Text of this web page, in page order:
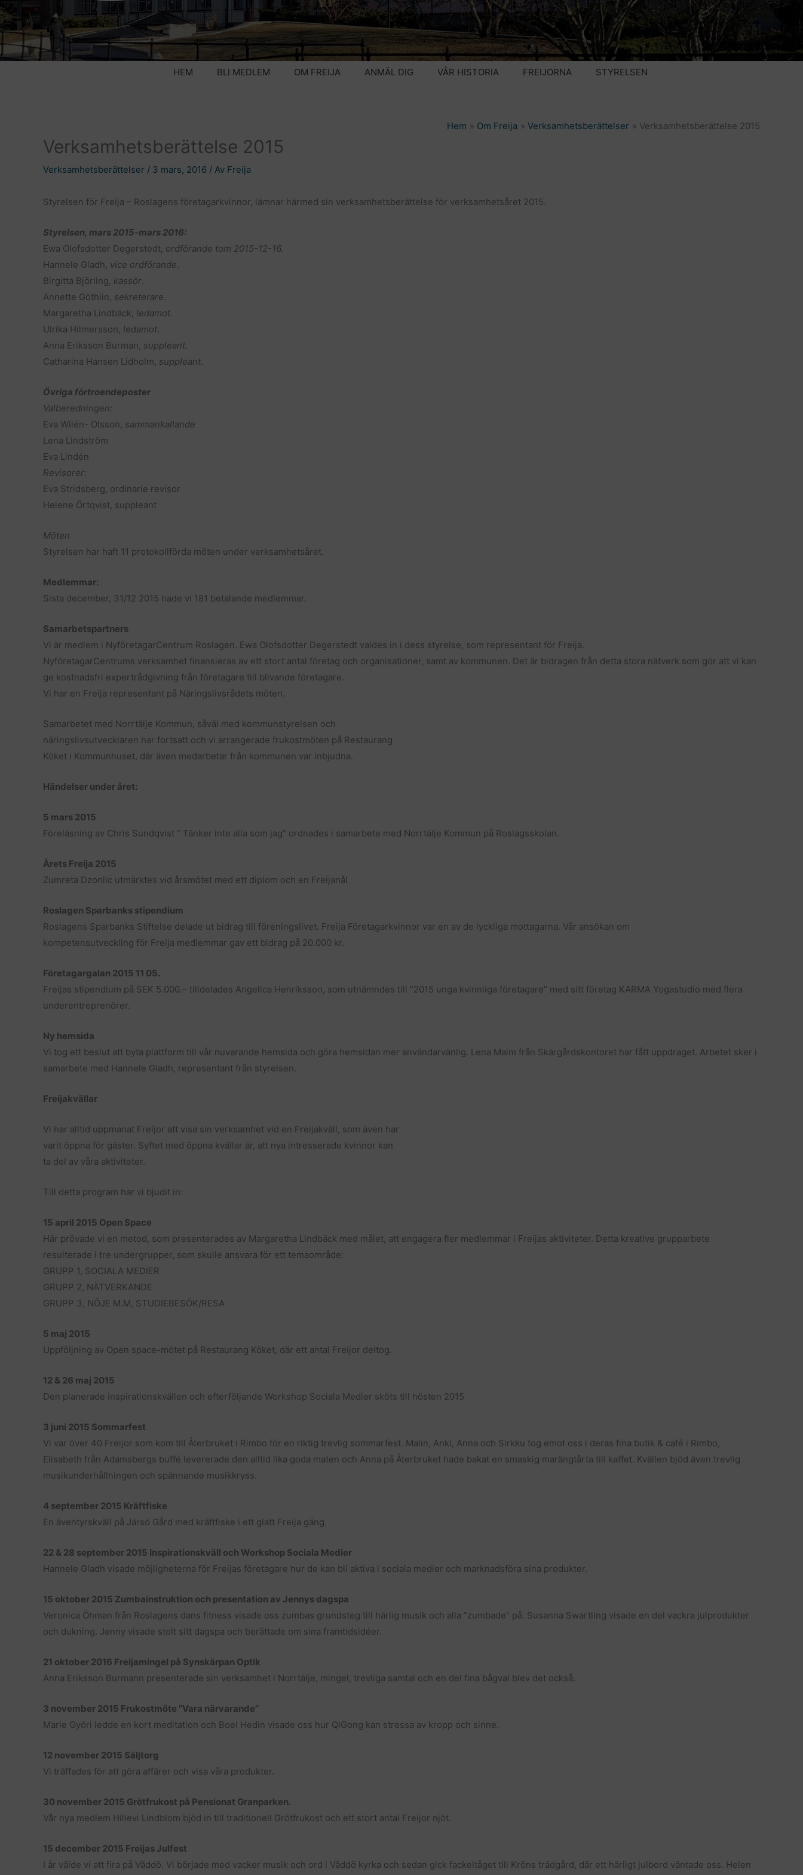
HEM BLI MEDLEM OM FREIJA ANMÄL DIG VÅR HISTORIA FREIJORNA STYRELSEN
Hem Om Freija Verksamhetsberättelser Verksamhetsberättelse 2015
Verksamhetsberättelse 2015
Verksamhetsberättelser / 3 mars, 2016 / Av Freija
Styrelsen för Freija – Roslagens företagarkvinnor, lämnar härmed sin verksamhetsberättelse för verksamhetsåret 2015.
Styrelsen, mars 2015-mars 2016:
Ewa Olofsdotter Degerstedt, ordförande tom 2015-12-16.
Hannele Gladh, vice ordförande.
Birgitta Björling, kassör.
Annette Göthlin, sekreterare.
Margaretha Lindbäck, ledamot.
Ulrika Hilmersson, ledamot.
Anna Eriksson Burman, suppleant.
Catharina Hansen Lidholm, suppleant.
Övriga förtroendeposter
Valberedningen:
Eva Wilén- Olsson, sammankallande
Lena Lindström
Eva Lindén
Revisorer:
Eva Stridsberg, ordinarie revisor
Helene Örtqvist, suppleant
Möten
Styrelsen har haft 11 protokollförda möten under verksamhetsåret.
Medlemmar:
Sista december, 31/12 2015 hade vi 181 betalande medlemmar.
Samarbetspartners
Vi är medlem i NyföretagarCentrum Roslagen. Ewa Olofsdotter Degerstedt valdes in i dess styrelse, som representant för Freija.
NyföretagarCentrums verksamhet finansieras av ett stort antal företag och organisationer, samt av kommunen. Det är bidragen från detta stora nätverk som gör att vi kan
ge kostnadsfri expertrådgivning från företagare till blivande företagare.
Vi har en Freija representant på Näringslivsrådets möten.
Samarbetet med Norrtälje Kommun, såväl med kommunstyrelsen och
näringslivsutvecklaren har fortsatt och vi arrangerade frukostmöten på Restaurang
Köket i Kommunhuset, där även medarbetar från kommunen var inbjudna.
Händelser under året:
5 mars 2015
Föreläsning av Chris Sundqvist ” Tänker inte alla som jag” ordnades i samarbete med Norrtälje Kommun på Roslagsskolan.
Årets Freija 2015
Zumreta Dzonlic utmärktes vid årsmötet med ett diplom och en Freijanål
Roslagen Sparbanks stipendium
Roslagens Sparbanks Stiftelse delade ut bidrag till föreningslivet. Freija Företagarkvinnor var en av de lyckliga mottagarna. Vår ansökan om
kompetensutveckling för Freija medlemmar gav ett bidrag på 20.000 kr.
Företagargalan 2015 11 05.
Freijas stipendium på SEK 5.000.– tilldelades Angelica Henriksson, som utnämndes till ”2015 unga kvinnliga företagare” med sitt företag KARMA Yogastudio med flera
underentreprenörer.
Ny hemsida
Vi tog ett beslut att byta plattform till vår nuvarande hemsida och göra hemsidan mer användarvänlig. Lena Malm från Skärgårdskontoret har fått uppdraget. Arbetet sker i
samarbete med Hannele Gladh, representant från styrelsen.
Freijakvällar
Vi har alltid uppmanat Freijor att visa sin verksamhet vid en Freijakväll, som även har
varit öppna för gäster. Syftet med öppna kvällar är, att nya intresserade kvinnor kan
ta del av våra aktiviteter.
Till detta program har vi bjudit in:
15 april 2015 Open Space
Här prövade vi en metod, som presenterades av Margaretha Lindbäck med målet, att engagera fler medlemmar i Freijas aktiviteter. Detta kreative grupparbete
resulterade i tre undergrupper, som skulle ansvara för ett temaområde:
GRUPP 1, SOCIALA MEDIER
GRUPP 2, NÄTVERKANDE
GRUPP 3, NÖJE M.M, STUDIEBESÖK/RESA
5 maj 2015
Uppföljning av Open space-mötet på Restaurang Köket, där ett antal Freijor deltog.
12 & 26 maj 2015
Den planerade inspirationskvällen och efterföljande Workshop Sociala Medier sköts till hösten 2015
3 juni 2015 Sommarfest
Vi var över 40 Freijor som kom till Återbruket i Rimbo för en riktig trevlig sommarfest. Malin, Anki, Anna och Sirkku tog emot oss i deras fina butik & café i Rimbo,
Elisabeth från Adamsbergs buffé levererade den alltid lika goda maten och Anna på Återbruket hade bakat en smaskig marängtårta till kaffet. Kvällen bjöd även trevlig
musikunderhållningen och spännande musikkryss.
4 september 2015 Kräftfiske
En äventyrskväll på Järsö Gård med kräftfiske i ett glatt Freija gäng.
22 & 28 september 2015 Inspirationskväll och Workshop Sociala Medier
Hannele Gladh visade möjligheterna för Freijas företagare hur de kan bli aktiva i sociala medier och marknadsföra sina produkter.
15 oktober 2015 Zumbainstruktion och presentation av Jennys dagspa
Veronica Öhman från Roslagens dans fitness visade oss zumbas grundsteg till härlig musik och alla ”zumbade” på. Susanna Swartling visade en del vackra julprodukter
och dukning. Jenny visade stolt sitt dagspa och berättade om sina framtidsidéer.
21 oktober 2016 Freijamingel på Synskärpan Optik
Anna Eriksson Burmann presenterade sin verksamhet i Norrtälje, mingel, trevliga samtal och en del fina bågval blev det också.
3 november 2015 Frukostmöte ”Vara närvarande”
Marie Györi ledde en kort meditation och Boel Hedin visade oss hur QiGong kan stressa av kropp och sinne.
12 november 2015 Säljtorg
Vi träffades för att göra affärer och visa våra produkter.
30 november 2015 Grötfrukost på Pensionat Granparken.
Vår nya medlem Hillevi Lindblom bjöd in till traditionell Grötfrukost och ett stort antal Freijor njöt.
15 december 2015 Freijas Julfest
I år välde vi att fira på Väddö. Vi började med vacker musik och ord i Väddö kyrka och sedan gick fackeltåget till Kröns trädgård, där ett härligt julbord väntade oss. Helen